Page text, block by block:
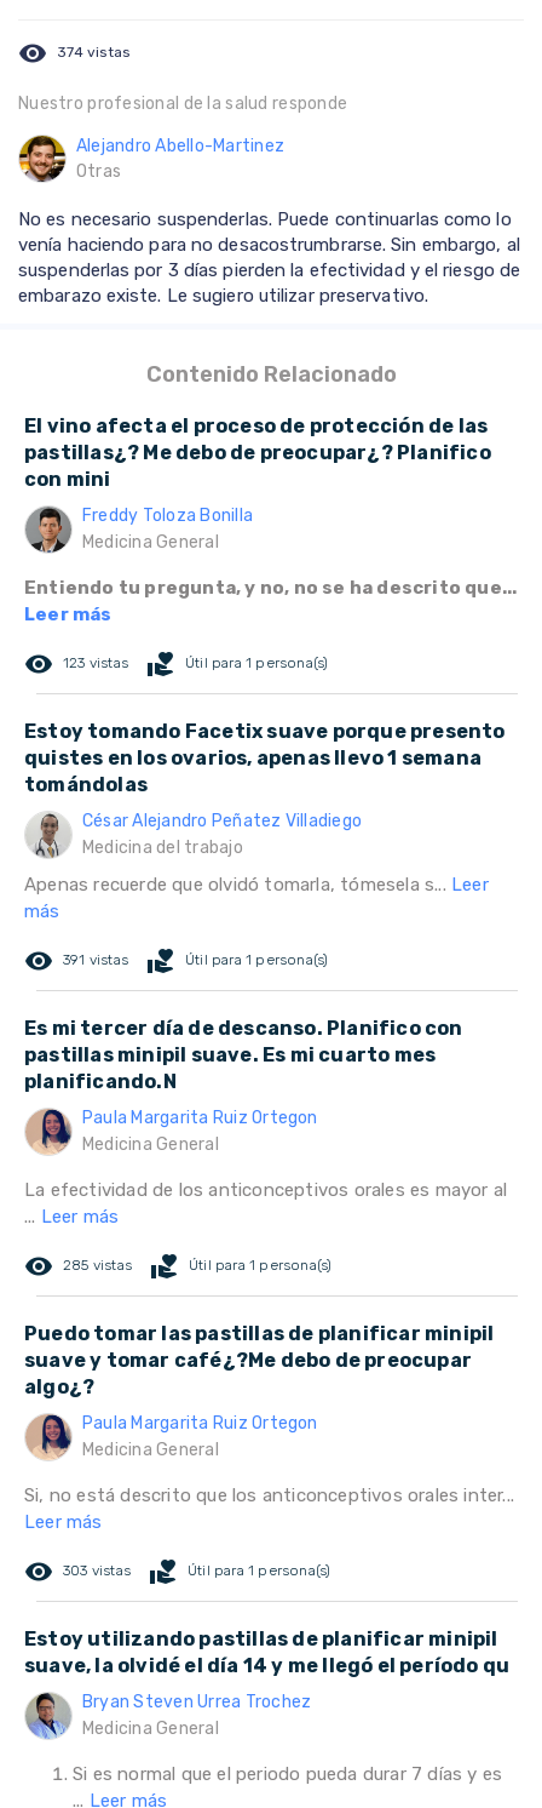
visibility 374 vistas
Nuestro profesional de la salud responde
Alejandro Abello-Martinez
Otras
No es necesario suspenderlas. Puede continuarlas como lo
venía haciendo para no desacostrumbrarse. Sin embargo, al
suspenderlas por 3 días pierden la efectividad y el riesgo de
embarazo existe. Le sugiero utilizar preservativo.
Contenido Relacionado
El vino afecta el proceso de protección de las
pastillas¿? Me debo de preocupar¿? Planifico
con mini
Freddy Toloza Bonilla
Medicina General
Entiendo tu pregunta, y no, no se ha descrito que...
Leer más
remove_red_eye 123 vistas volunteer_activism Útil para 1 persona(s)
Estoy tomando Facetix suave porque presento
quistes en los ovarios, apenas llevo 1 semana
tomándolas
César Alejandro Peñatez Villadiego
Medicina del trabajo
Apenas recuerde que olvidó tomarla, tómesela s... Leer
más
remove_red_eye 391 vistas volunteer_activism Útil para 1 persona(s)
Es mi tercer día de descanso. Planifico con
pastillas minipil suave. Es mi cuarto mes
planificando.N
Paula Margarita Ruiz Ortegon
Medicina General
La efectividad de los anticonceptivos orales es mayor al
... Leer más
remove_red_eye 285 vistas volunteer_activism Útil para 1 persona(s)
Puedo tomar las pastillas de planificar minipil
suave y tomar café¿?Me debo de preocupar
algo¿?
Paula Margarita Ruiz Ortegon
Medicina General
Si, no está descrito que los anticonceptivos orales inter...
Leer más
remove_red_eye 303 vistas volunteer_activism Útil para 1 persona(s)
Estoy utilizando pastillas de planificar minipil
suave, la olvidé el día 14 y me llegó el período qu
Bryan Steven Urrea Trochez
Medicina General
Si es normal que el periodo pueda durar 7 días y es
... Leer más